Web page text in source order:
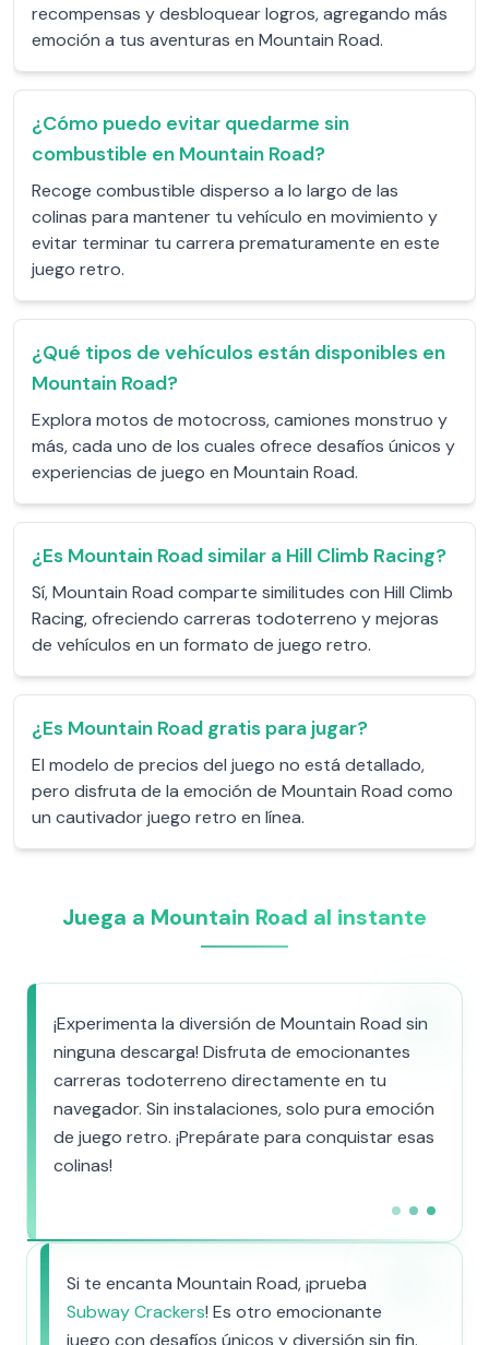
recompensas y desbloquear logros, agregando más
emoción a tus aventuras en Mountain Road.
¿Cómo puedo evitar quedarme sin
combustible en Mountain Road?
Recoge combustible disperso a lo largo de las
colinas para mantener tu vehículo en movimiento y
evitar terminar tu carrera prematuramente en este
juego retro.
¿Qué tipos de vehículos están disponibles en
Mountain Road?
Explora motos de motocross, camiones monstruo y
más, cada uno de los cuales ofrece desafíos únicos y
experiencias de juego en Mountain Road.
¿Es Mountain Road similar a Hill Climb Racing?
Sí, Mountain Road comparte similitudes con Hill Climb
Racing, ofreciendo carreras todoterreno y mejoras
de vehículos en un formato de juego retro.
¿Es Mountain Road gratis para jugar?
El modelo de precios del juego no está detallado,
pero disfruta de la emoción de Mountain Road como
un cautivador juego retro en línea.
Juega a Mountain Road al instante
¡Experimenta la diversión de Mountain Road sin
ninguna descarga! Disfruta de emocionantes
carreras todoterreno directamente en tu
navegador. Sin instalaciones, solo pura emoción
de juego retro. ¡Prepárate para conquistar esas
colinas!
Si te encanta Mountain Road, ¡prueba
Subway Crackers! Es otro emocionante
juego con desafíos únicos y diversión sin fin.